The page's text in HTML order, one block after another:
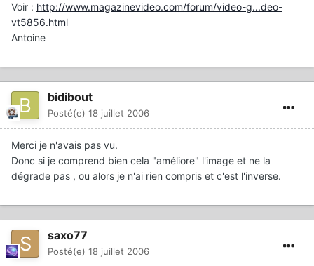
Voir : http://www.magazinevideo.com/forum/video-g...deo-
vt5856.html
Antoine
bidibout
Posté(e) 18 juillet 2006
Merci je n'avais pas vu.
Donc si je comprend bien cela "améliore" l'image et ne la
dégrade pas , ou alors je n'ai rien compris et c'est l'inverse.
saxo77
Posté(e) 18 juillet 2006